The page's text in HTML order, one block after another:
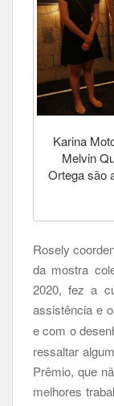
Karina
Melvin
Ortega são
Rosely
da mostra
2020, fez a
assistência e
e com o
ressaltar
Prêmio, que
melhores